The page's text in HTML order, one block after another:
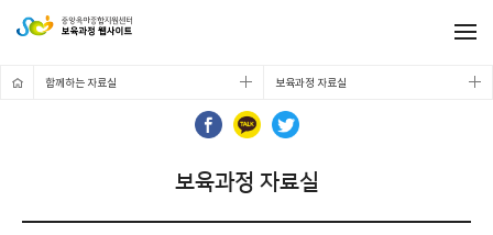
함께하는 자료실 보육과정 자료실
보육과정 자료실